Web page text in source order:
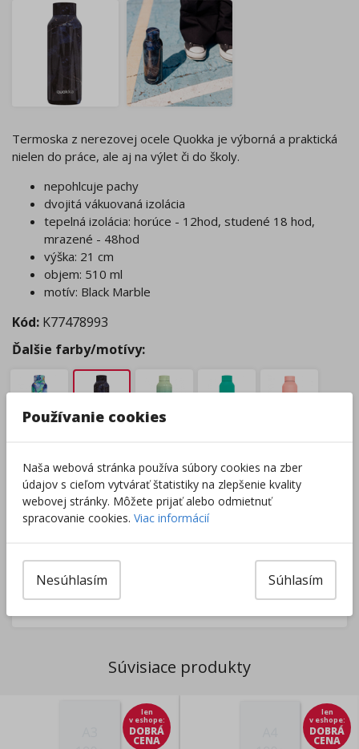
Termoska z nerezovej ocele Quokka je výborná a praktická
nielen do práce, ale aj na výlet či do školy.
nepohlcuje pachy
dvojitá vákuovaná izolácia
tepelná izolácia: horúce - 12hod, studené 18 hod,
mrazené - 48hod
výška: 21 cm
objem: 510 ml
motív: Black Marble
Kód: K77478993
Ďalšie farby/motívy:
Tovar nie je skladom.
Výrobca/Distribútor
Súvisiace produkty
len
v eshope:
DOBRÁ
CENA
len
v eshope:
DOBRÁ
CENA
Používanie cookies
Naša webová stránka používa súbory cookies na zber
údajov s cieľom vytvárať štatistiky na zlepšenie kvality
webovej stránky. Môžete prijať alebo odmietnuť
spracovanie cookies. Viac informácií
Súhlasím
Nesúhlasím